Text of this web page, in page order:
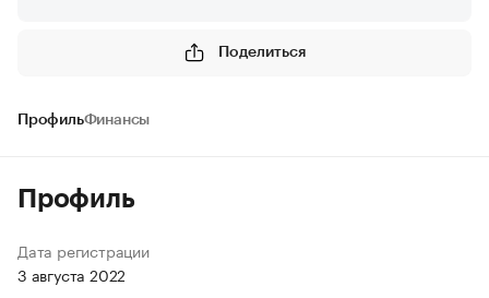
Поделиться
ПрофильФинансы
Профиль
Дата регистрации
3 августа 2022